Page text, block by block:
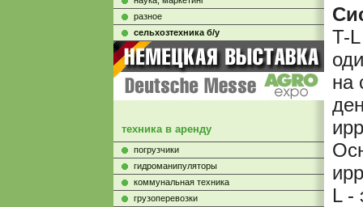
разное
сельхозтехника б/у
техника в аренду
погрузчики
гидроманипуляторы
коммунальная техника
грузоперевозки
T-
на
L -